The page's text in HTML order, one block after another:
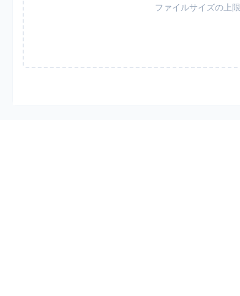
ファイルサイズの上限